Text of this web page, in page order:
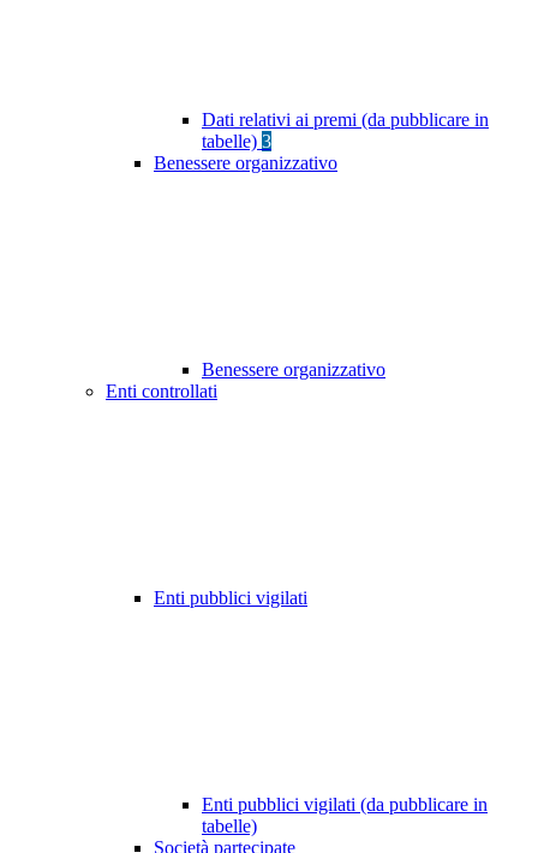
Dati relativi ai premi (da pubblicare in
tabelle) 3
Benessere organizzativo
Benessere organizzativo
Enti controllati
Enti pubblici vigilati
Enti pubblici vigilati (da pubblicare in
tabelle)
Società partecipate